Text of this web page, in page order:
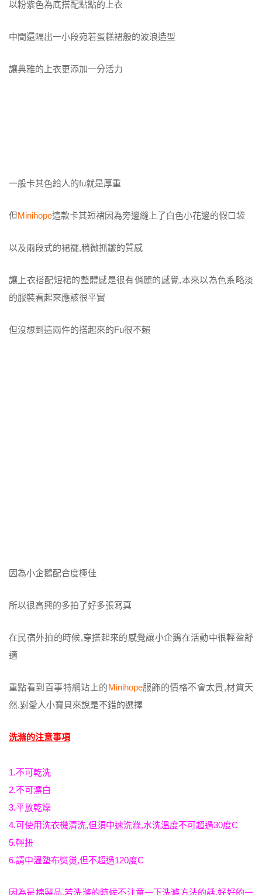
以粉紫色為底搭配點點的上衣
中間還隔出一小段宛若蛋糕裙般的波浪造型
讓典雅的上衣更添加一分活力
一般卡其色給人的fu就是厚重
但Minihope這款卡其短裙因為旁邊縫上了白色小花邊的假口袋
以及兩段式的裙襬,稍微抓皺的質感
讓上衣搭配短裙的整體感是很有俏麗的感覺,本來以為色系略淡
的服裝看起來應該很平實
但沒想到這兩件的搭起來的Fu很不賴
因為小企鵝配合度極佳
所以很高興的多拍了好多張寫真
在民宿外拍的時候,穿搭起來的感覺讓小企鵝在活動中很輕盈舒
適
重點看到百事特網站上的Minihope服飾的價格不會太貴,材質天
然,對愛人小寶貝來說是不錯的選擇
洗滌的注意事項
1.不可乾洗
2.不可漂白
3.平放乾燥
4.可使用洗衣機清洗,但須中速洗滌,水洗溫度不可超過30度C
5.輕扭
6.請中溫墊布熨燙,但不超過120度C
因為是棉製品,若洗滌的時候不注意一下洗滌方法的話,好好的一